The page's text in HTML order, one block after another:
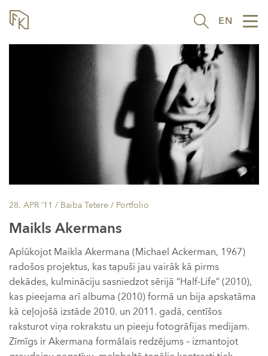
EN
28. APR ’11 / Baiba Tetere / Portfolio
Maikls Akermans
Aplūkojot Maikla Akermana (Michael Ackerman, 1967)
radošos projektus, kas tapuši jau vairāk kā pirms
dekādes, kulmināciju sasniedzot sērijā “Half-Life” (2010),
kas pieejama arī albuma (2010) formā un bija apskatāma
kā ceļojošā izstāde 2010. un 2011. gadā, centīšos
raksturot viņa rokrakstu un pieeju fotogrāfijas medijam.
Zīmīgs ir Akermana formālais redzējums – izmantojot